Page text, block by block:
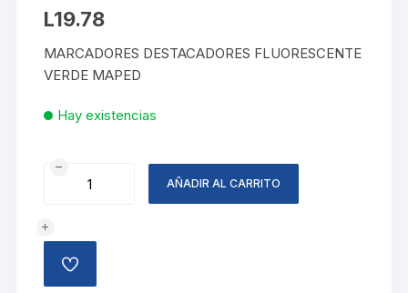
L19.78
MARCADORES DESTACADORES FLUORESCENTE
VERDE MAPED
Hay existencias
MARCADOR
DESTACADOR
cantidad
AÑADIR AL CARRITO
AÑADIR
A